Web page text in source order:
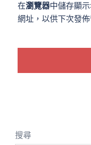
在瀏覽器中儲存顯
網址，以供下次發
搜尋